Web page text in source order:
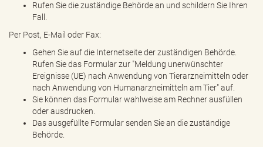
Rufen Sie die zuständige Behörde an und schildern Sie Ihren
Fall.
Per Post, E-Mail oder Fax:
Gehen Sie auf die Internetseite der zuständigen Behörde.
Rufen Sie das Formular zur "Meldung unerwünschter
Ereignisse (UE) nach Anwendung von Tierarzneimitteln oder
nach Anwendung von Humanarzneimitteln am Tier" auf.
Sie können das Formular wahlweise am Rechner ausfüllen
oder ausdrucken.
Das ausgefüllte Formular senden Sie an die zuständige
Behörde.